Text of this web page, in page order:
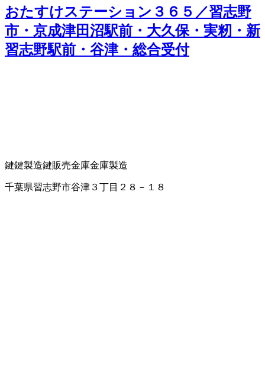
おたすけステーション３６５／習志野
市・京成津田沼駅前・大久保・実籾・新
習志野駅前・谷津・総合受付
鍵鍵製造鍵販売金庫金庫製造
千葉県習志野市谷津３丁目２８－１８